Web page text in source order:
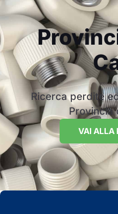
Ricerca perdite
Provincia
VAI ALLA